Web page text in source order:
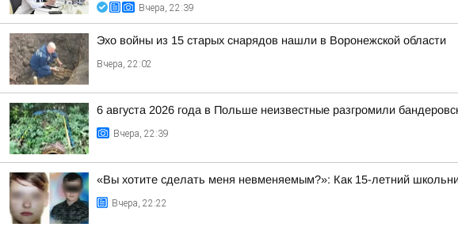
Вчера, 22:39
Эхо войны из 15 старых снарядов нашли в Воронежской области
Вчера, 22:02
6 августа 2026 года в Польше неизвестные разгромили
Вчера, 22:39
«Вы хотите сделать меня невменяемым?»: Как 15-летний
Вчера, 22:22